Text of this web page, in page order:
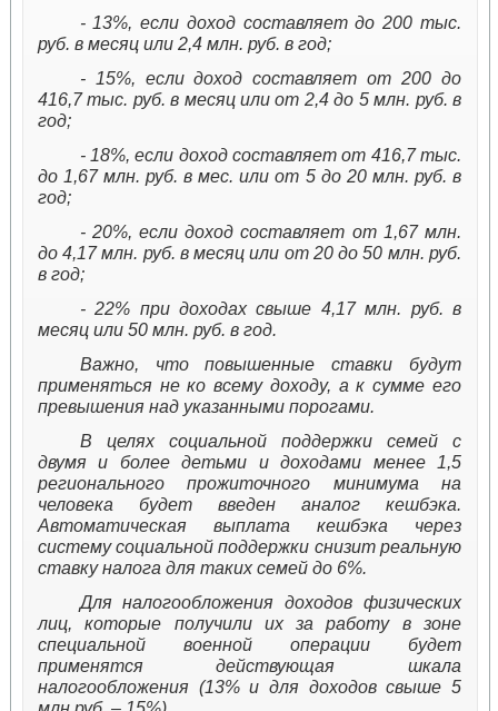
- 13%, если доход составляет до 200 тыс.
руб. в месяц или 2,4 млн. руб. в год;
- 15%, если доход составляет от 200 до
416,7 тыс. руб. в месяц или от 2,4 до 5 млн. руб. в
год;
- 18%, если доход составляет от 416,7 тыс.
до 1,67 млн. руб. в мес. или от 5 до 20 млн. руб. в
год;
- 20%, если доход составляет от 1,67 млн.
до 4,17 млн. руб. в месяц или от 20 до 50 млн. руб.
в год;
- 22% при доходах свыше 4,17 млн. руб. в
месяц или 50 млн. руб. в год.
Важно, что повышенные ставки будут
применяться не ко всему доходу, а к сумме его
превышения над указанными порогами.
В целях социальной поддержки семей с
двумя и более детьми и доходами менее 1,5
регионального прожиточного минимума на
человека будет введен аналог кешбэка.
Автоматическая выплата кешбэка через
систему социальной поддержки снизит реальную
ставку налога для таких семей до 6%.
Для налогообложения доходов физических
лиц, которые получили их за работу в зоне
специальной военной операции будет
применятся действующая шкала
налогообложения (13% и для доходов свыше 5